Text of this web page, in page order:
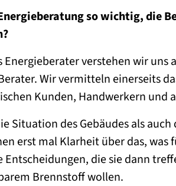
so wichtig, die
Energieberater verstehen wir uns
Wir vermitteln einerseits
Kunden, Handwerkern
Situation des Gebäudes als
erst mal Klarheit über das, was
Entscheidungen, die sie dann
Brennstoff wollen.